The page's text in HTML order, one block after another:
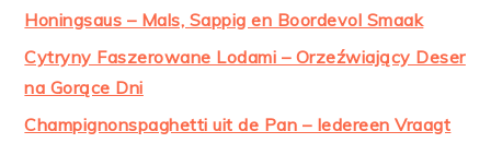
Honingsaus – Mals, Sappig en Boordevol Smaak
Cytryny Faszerowane Lodami – Orzeźwiający Deser
na Gorące Dni
Champignonspaghetti uit de Pan – Iedereen Vraagt